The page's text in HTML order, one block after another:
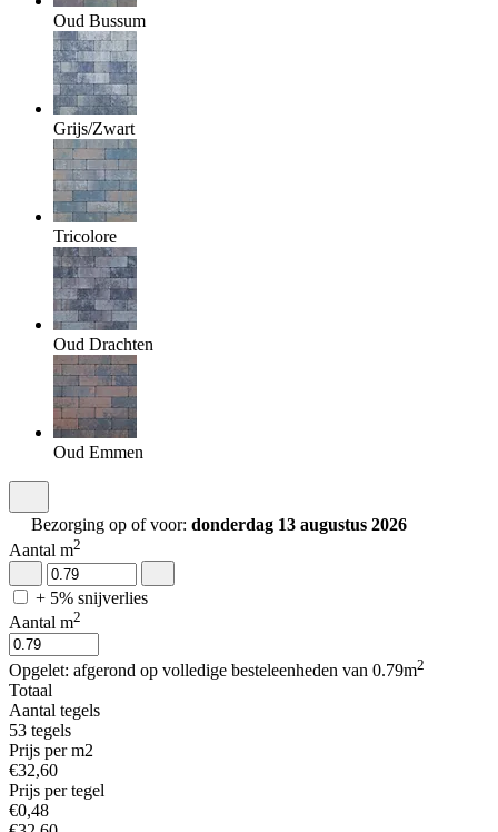
Oud Bussum
Grijs/Zwart
Tricolore
Oud Drachten
Oud Emmen
Bezorging op of voor: donderdag 13 augustus 2026
Aantal m2
+ 5% snijverlies
Aantal m2
Opgelet: afgerond op volledige besteleenheden van 0.79m2
Totaal
Aantal tegels
53 tegels
Prijs per m2
€32,60
Prijs per tegel
€0,48